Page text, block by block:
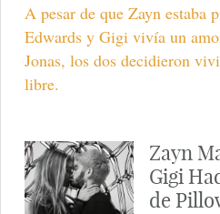
A pesar de que Zayn estaba
Edwards y Gigi vivía un
Jonas, los dos decidieron
libre.
Zayn
Gigi
de